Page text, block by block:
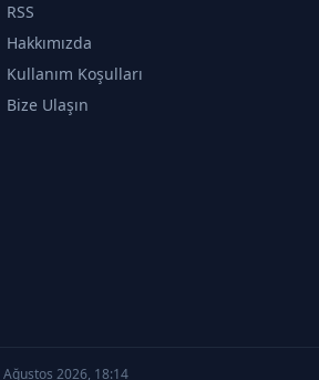
RSS
Hakkımızda
Kullanım Koşulları
Bize Ulaşın
Ağustos 2026, 18:14